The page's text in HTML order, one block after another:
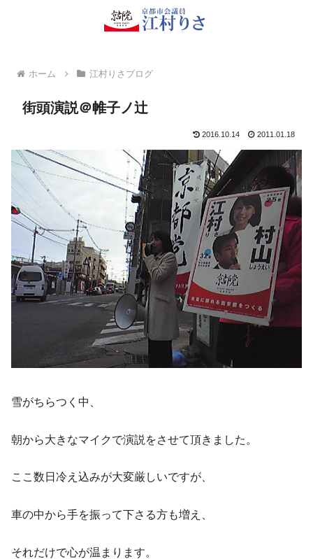
ホーム 江村りさブログ
街頭演説＠帷子ノ辻
2016.10.14 2011.01.18
雪がちらつく中、
朝から大きなマイクで演説をさせて頂きました。
ここ数日冷え込みが大変厳しいですが、
車の中から手を振って下さる方も増え、
それだけで心が温まります。